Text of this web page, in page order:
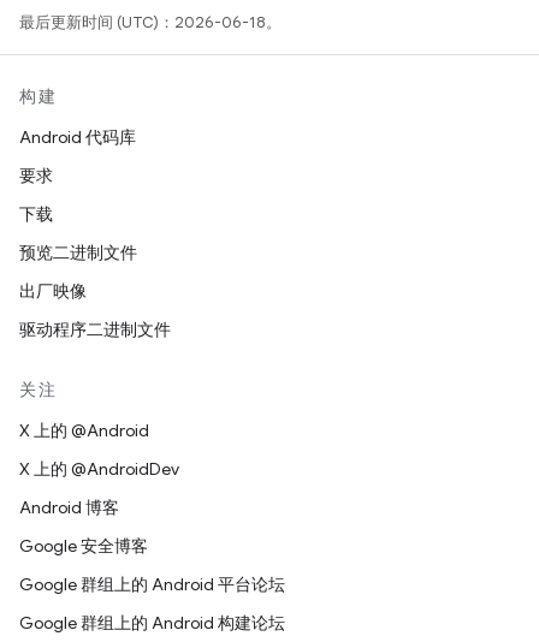
最后更新时间 (UTC)：2026-06-18。
构建
Android 代码库
要求
下载
预览二进制文件
出厂映像
驱动程序二进制文件
关注
X 上的 @Android
X 上的 @AndroidDev
Android 博客
Google 安全博客
Google 群组上的 Android 平台论坛
Google 群组上的 Android 构建论坛